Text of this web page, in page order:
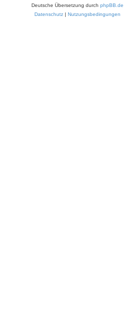
Deutsche Übersetzung durch phpBB.de
Datenschutz | Nutzungsbedingungen